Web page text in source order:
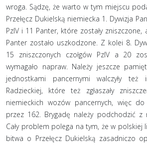
wroga. Sądzę, że warto w tym miejscu
Przełęcz Dukielską niemiecka 1. Dywizja
PzIV i 11 Panter, które zostały zniszczone,
Panter zostało uszkodzone. Z kolei 8.
15 zniszczonych czołgów PzIV a 20
wymagało napraw. Należy jeszcze
jednostkami pancernymi walczyły też
Radzieckiej, które też zgłaszały
niemieckich wozów pancernych, więc
przez 162. Brygadę należy podchodzić z
Cały problem polega na tym, że w polskiej
bitwa o Przełęcz Dukielską zasadniczo